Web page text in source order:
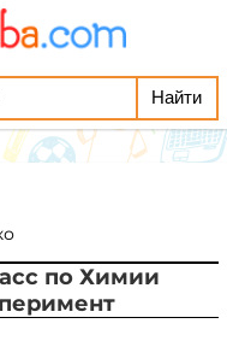
по Химии